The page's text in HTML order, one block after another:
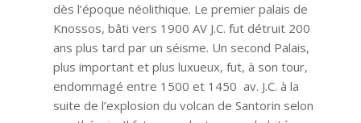
dès l’époque néolithique. Le premier palais de
Knossos, bâti vers 1900 AV J.C. fut détruit 200
ans plus tard par un séisme. Un second Palais,
plus important et plus luxueux, fut, à son tour,
endommagé entre 1500 et 1450 av. J.C. à la
suite de l’explosion du volcan de Santorin selon